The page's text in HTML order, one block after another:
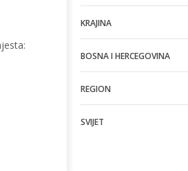
KRAJINA
BOSNA I HERCEGOVINA
REGION
SVIJET